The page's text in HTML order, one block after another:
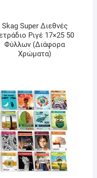
Skag Super Διεθνές
Ριγέ 17×25 50
Φύλλων (Διάφορα
Χρώματα)